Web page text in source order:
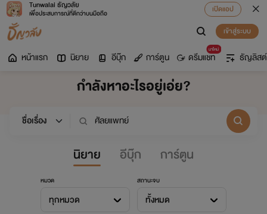
Tunwalai ธัญวลัย
เพื่อประสบการณ์ที่ดีกว่าบนมือถือ
เปิดแอป
เข้าสู่ระบบ
หน้าแรก นิยาย อีบุ๊ก การ์ตูน
มาใหม่
ดรีมแชท ธัญลิสต์
กำลังหาอะไรอยู่เอ่ย?
นิยาย อีบุ๊ก การ์ตูน
หมวด
ทุกหมวด
สถานะจบ
ทั้งหมด